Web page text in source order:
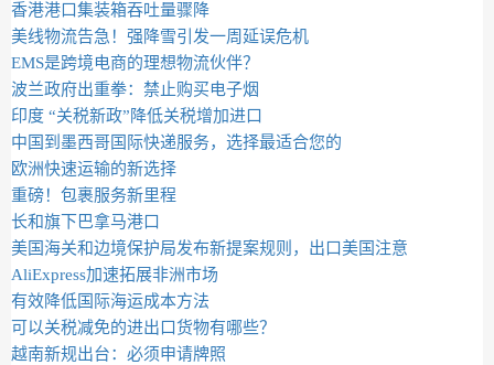
香港港口集装箱吞吐量骤降
美线物流告急！强降雪引发一周延误危机
EMS是跨境电商的理想物流伙伴？
波兰政府出重拳：禁止购买电子烟
印度 “关税新政”降低关税增加进口
中国到墨西哥国际快递服务，选择最适合您的
欧洲快速运输的新选择
重磅！包裹服务新里程
长和旗下巴拿马港口
美国海关和边境保护局发布新提案规则，出口美国注意
AliExpress加速拓展非洲市场
有效降低国际海运成本方法
可以关税减免的进出口货物有哪些？
越南新规出台：必须申请牌照